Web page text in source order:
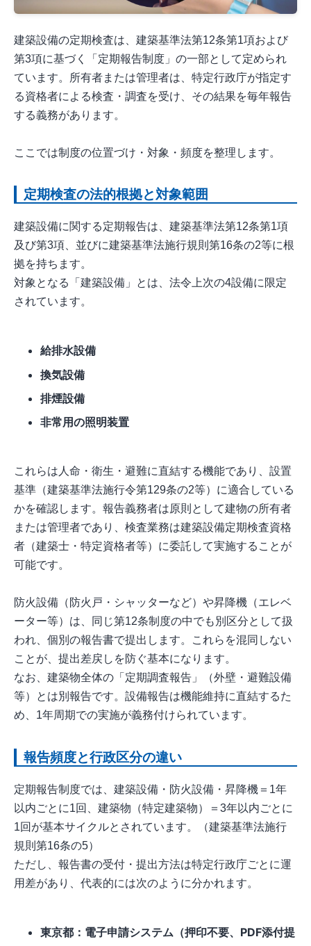
建築設備の定期検査は、建築基準法第12条第1項および
第3項に基づく「定期報告制度」の一部として定められ
ています。所有者または管理者は、特定行政庁が指定す
る資格者による検査・調査を受け、その結果を毎年報告
する義務があります。
ここでは制度の位置づけ・対象・頻度を整理します。
定期検査の法的根拠と対象範囲
建築設備に関する定期報告は、建築基準法第12条第1項
及び第3項、並びに建築基準法施行規則第16条の2等に根
拠を持ちます。
対象となる「建築設備」とは、法令上次の4設備に限定
されています。
給排水設備
換気設備
排煙設備
非常用の照明装置
これらは人命・衛生・避難に直結する機能であり、設置
基準（建築基準法施行令第129条の2等）に適合している
かを確認します。報告義務者は原則として建物の所有者
または管理者であり、検査業務は建築設備定期検査資格
者（建築士・特定資格者等）に委託して実施することが
可能です。
防火設備（防火戸・シャッターなど）や昇降機（エレベ
ーター等）は、同じ第12条制度の中でも別区分として扱
われ、個別の報告書で提出します。これらを混同しない
ことが、提出差戻しを防ぐ基本になります。
なお、建築物全体の「定期調査報告」（外壁・避難設備
等）とは別報告です。設備報告は機能維持に直結するた
め、1年周期での実施が義務付けられています。
報告頻度と行政区分の違い
定期報告制度では、建築設備・防火設備・昇降機＝1年
以内ごとに1回、建築物（特定建築物）＝3年以内ごとに
1回が基本サイクルとされています。（建築基準法施行
規則第16条の5）
ただし、報告書の受付・提出方法は特定行政庁ごとに運
用差があり、代表的には次のように分かれます。
東京都：電子申請システム（押印不要、PDF添付提